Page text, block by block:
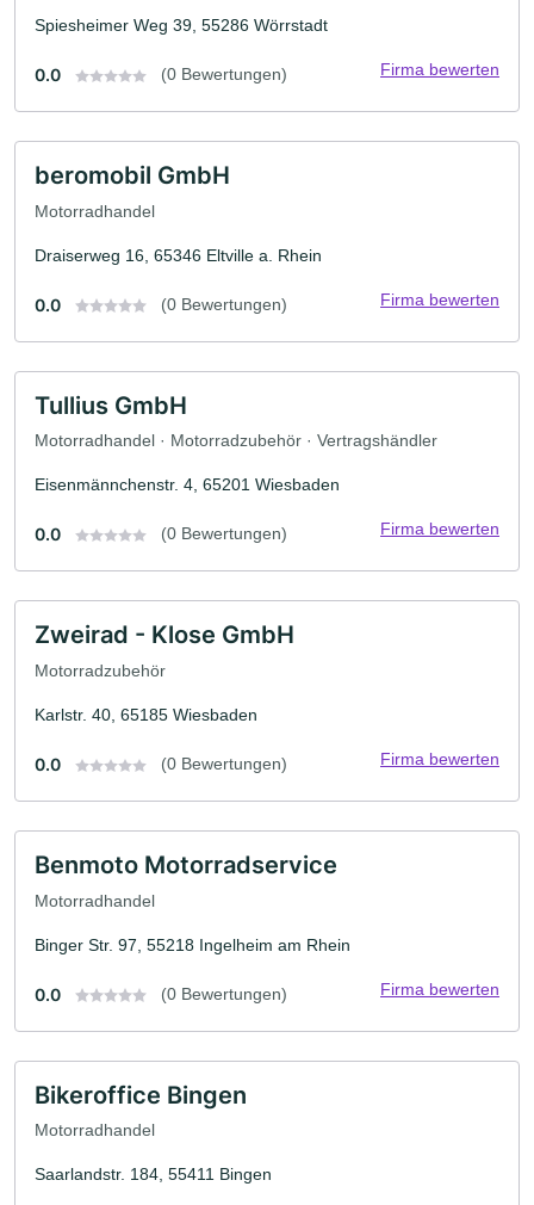
Spiesheimer Weg 39, 55286 Wörrstadt
0.0 (0 Bewertungen) Firma bewerten
beromobil GmbH
Motorradhandel
Draiserweg 16, 65346 Eltville a. Rhein
0.0 (0 Bewertungen) Firma bewerten
Tullius GmbH
Motorradhandel · Motorradzubehör · Vertragshändler
Eisenmännchenstr. 4, 65201 Wiesbaden
0.0 (0 Bewertungen) Firma bewerten
Zweirad - Klose GmbH
Motorradzubehör
Karlstr. 40, 65185 Wiesbaden
0.0 (0 Bewertungen) Firma bewerten
Benmoto Motorradservice
Motorradhandel
Binger Str. 97, 55218 Ingelheim am Rhein
0.0 (0 Bewertungen) Firma bewerten
Bikeroffice Bingen
Motorradhandel
Saarlandstr. 184, 55411 Bingen